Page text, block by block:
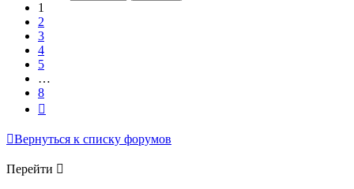
1
2
3
4
5
…
8
Вернуться к списку форумов
Перейти